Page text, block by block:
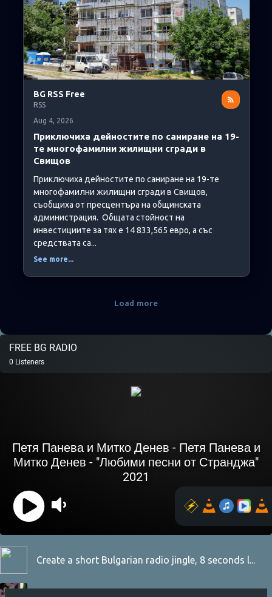
BG RSS Free
RSS
Aug 4, 2026
Приключиха дейностите по саниране на 19-
те многофамилни жилищни сгради в
Свищов
Приключиха дейностите по саниране на 19-те
многофамилни жилищни сгради в Свищов,
съобщиха от пресцентъра на общинската
администрация. Общата стойност на
инвестициите за тях е 14 833,565 евро, а със
средствата са...
See more...
Load more
Create a short Bulgarian radio jingle, 8 seconds l...